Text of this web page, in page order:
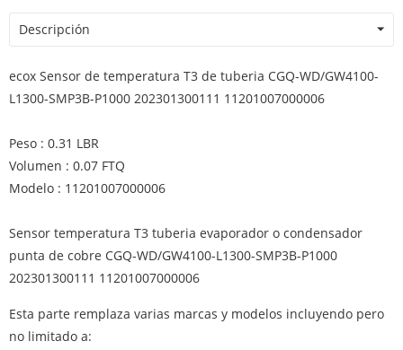
Descripción
ecox Sensor de temperatura T3 de tuberia CGQ-WD/GW4100-
L1300-SMP3B-P1000 202301300111 11201007000006
Peso : 0.31 LBR
Volumen : 0.07 FTQ
Modelo : 11201007000006
Sensor temperatura T3 tuberia evaporador o condensador
punta de cobre CGQ-WD/GW4100-L1300-SMP3B-P1000
202301300111 11201007000006
Esta parte remplaza varias marcas y modelos incluyendo pero
no limitado a: